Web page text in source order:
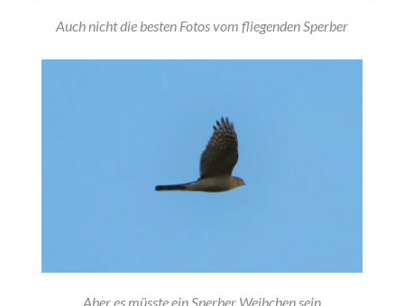
Auch nicht die besten Fotos vom fliegenden Sperber
Aber es müsste ein Sperber Weibchen sein